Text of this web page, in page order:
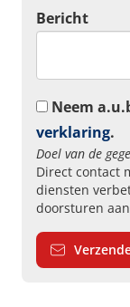
Bericht
Neem
verklaring.
Doel van de
Direct contact
diensten
doorsturen